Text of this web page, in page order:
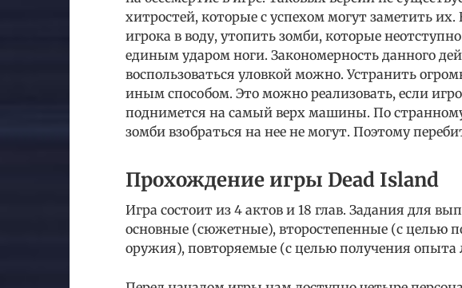
хитростей, которые с успехом могут заметить
игрока в воду, утопить зомби, которые
единым ударом ноги. Закономерность данного
воспользоваться уловкой можно. Устранить
иным способом. Это можно реализовать, если
поднимется на самый верх машины. По
зомби взобраться на нее не могут. Поэтому
Прохождение игры Dead Island
Игра состоит из 4 актов и 18 глав. Задания для
основные (сюжетные), второстепенные (с целью
оружия), повторяемые (с целью получения опыта